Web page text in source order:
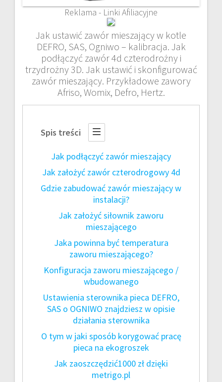
Reklama - Linki Afiliacyjne
Jak ustawić zawór mieszający w kotle
DEFRO, SAS, Ogniwo – kalibracja. Jak
podłączyć zawór 4d czterodrożny i
trzydrożny 3D. Jak ustawić i skonfigurować
zawór mieszający. Przykładowe zawory
Afriso, Womix, Defro, Hertz.
Spis treści
Jak podłączyć zawór mieszający
Jak założyć zawór czterodrogowy 4d
Gdzie zabudować zawór mieszający w
instalacji?
Jak założyć siłownik zaworu
mieszającego
Jaka powinna być temperatura
zaworu mieszającego?
Konfiguracja zaworu mieszającego /
wbudowanego
Ustawienia sterownika pieca DEFRO,
SAS o OGNIWO znajdziesz w opisie
działania sterownika
O tym w jaki sposób korygować pracę
pieca na ekogroszek
Jak zaoszczędzić1000 zł dzięki
metrigo.pl